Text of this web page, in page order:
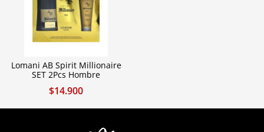
Lomani AB Spirit Millionaire
SET 2Pcs Hombre
$14.900